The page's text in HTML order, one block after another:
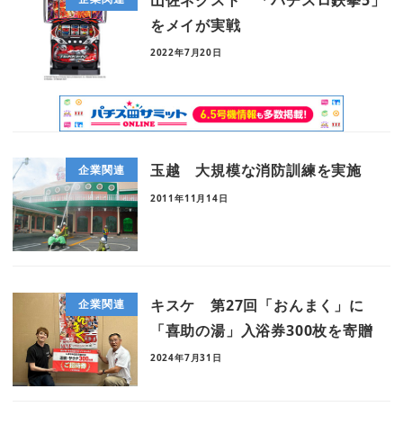
をメイが実戦
2022年7月20日
企業関連 玉越 大規模な消防訓練を実施
2011年11月14日
企業関連
キスケ 第27回「おんまく」に
「喜助の湯」入浴券300枚を寄贈
2024年7月31日